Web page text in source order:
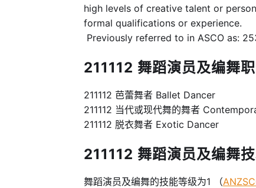
high levels of creative talent or
formal qualifications or experience.
Previously referred to in ASCO as:
211112 舞蹈演员及编舞
211112 芭蕾舞者 Ballet Dancer
211112 当代或现代舞的舞者
211112 脱衣舞者 Exotic Dancer
211112 舞蹈演员及编
舞蹈演员及编舞的技能等级为1 （